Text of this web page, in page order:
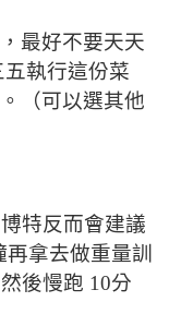
最好不要天天
執行這份菜
（可以選其他
特反而會建議
拿去做重量訓
後慢跑 10分